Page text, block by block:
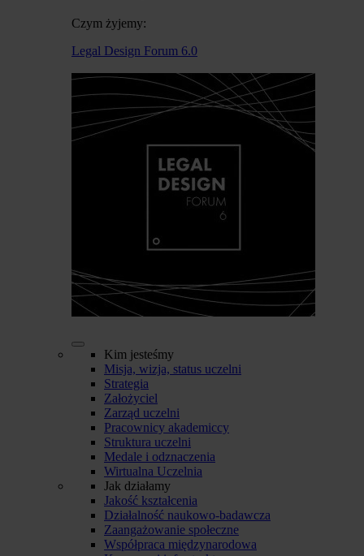
Czym żyjemy:
Legal Design Forum 6.0
Kim jesteśmy
Misja, wizja, status uczelni
Strategia
Założyciel
Zarząd uczelni
Pracownicy akademiccy
Struktura uczelni
Medale i odznaczenia
Wirtualna Uczelnia
Jak działamy
Jakość kształcenia
Działalność naukowo-badawcza
Zaangażowanie społeczne
Współpraca międzynarodowa